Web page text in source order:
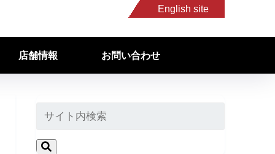
English site
店舗情報 お問い合わせ